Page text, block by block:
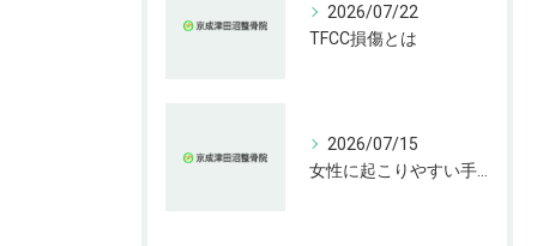
2026/07/22
TFCC損傷とは
2026/07/15